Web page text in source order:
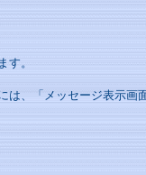
す。
は、「メッセージ表示画